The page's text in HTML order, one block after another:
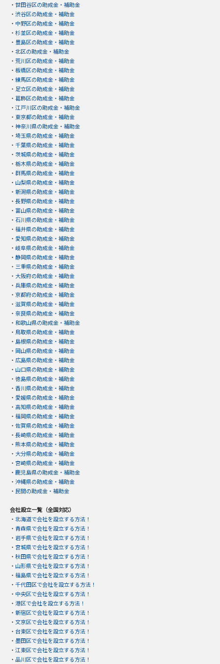
・ 世田谷区の助成金・補助金
・ 渋谷区の助成金・補助金
・ 中野区の助成金・補助金
・ 杉並区の助成金・補助金
・ 豊島区の助成金・補助金
・ 北区の助成金・補助金
・ 荒川区の助成金・補助金
・ 板橋区の助成金・補助金
・ 練馬区の助成金・補助金
・ 足立区の助成金・補助金
・ 葛飾区の助成金・補助金
・ 江戸川区の助成金・補助金
・ 東京都の助成金・補助金
・ 神奈川県の助成金・補助金
・ 埼玉県の助成金・補助金
・ 千葉県の助成金・補助金
・ 茨城県の助成金・補助金
・ 栃木県の助成金・補助金
・ 群馬県の助成金・補助金
・ 山梨県の助成金・補助金
・ 新潟県の助成金・補助金
・ 長野県の助成金・補助金
・ 富山県の助成金・補助金
・ 石川県の助成金・補助金
・ 福井県の助成金・補助金
・ 愛知県の助成金・補助金
・ 岐阜県の助成金・補助金
・ 静岡県の助成金・補助金
・ 三重県の助成金・補助金
・ 大阪府の助成金・補助金
・ 兵庫県の助成金・補助金
・ 京都府の助成金・補助金
・ 滋賀県の助成金・補助金
・ 奈良県の助成金・補助金
・ 和歌山県の助成金・補助金
・ 鳥取県の助成金・補助金
・ 島根県の助成金・補助金
・ 岡山県の助成金・補助金
・ 広島県の助成金・補助金
・ 山口県の助成金・補助金
・ 徳島県の助成金・補助金
・ 香川県の助成金・補助金
・ 愛媛県の助成金・補助金
・ 高知県の助成金・補助金
・ 福岡県の助成金・補助金
・ 佐賀県の助成金・補助金
・ 長崎県の助成金・補助金
・ 熊本県の助成金・補助金
・ 大分県の助成金・補助金
・ 宮崎県の助成金・補助金
・ 鹿児島県の助成金・補助金
・ 沖縄県の助成金・補助金
・ 民間の助成金・補助金
会社設立一覧（全国対応）
・ 北海道で会社を設立する方法！
・ 青森県で会社を設立する方法！
・ 岩手県で会社を設立する方法！
・ 宮城県で会社を設立する方法！
・ 秋田県で会社を設立する方法！
・ 山形県で会社を設立する方法！
・ 福島県で会社を設立する方法！
・ 千代田区で会社を設立する方法！
・ 中央区で会社を設立する方法！
・ 港区で会社を設立する方法！
・ 新宿区で会社を設立する方法！
・ 文京区で会社を設立する方法！
・ 台東区で会社を設立する方法！
・ 墨田区で会社を設立する方法！
・ 江東区で会社を設立する方法！
・ 品川区で会社を設立する方法！